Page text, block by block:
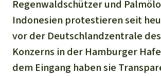
Kids
Schutzgebiete
01/2026
04/2025
Über uns
Der Verein
40 Jahre
Medien
Presse
Suche
Deutsch
Spendenkonto Rettet
Regenwald e. V.
DE11
4306 0967 2025 0541
Regenwaldschützer und
Indonesien protestieren seit
vor der Deutschlandzentrale
Konzerns in der Hamburger
dem Eingang haben sie